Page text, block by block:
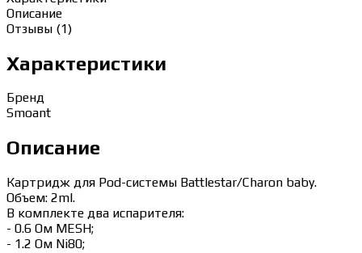
Описание
Отзывы (1)
Характеристики
Бренд
Smoant
Описание
Картридж для Pod-системы Battlestar/Charon baby.
Объем: 2ml.
В комплекте два испарителя:
- 0.6 Ом MESH;
- 1.2 Ом Ni80;